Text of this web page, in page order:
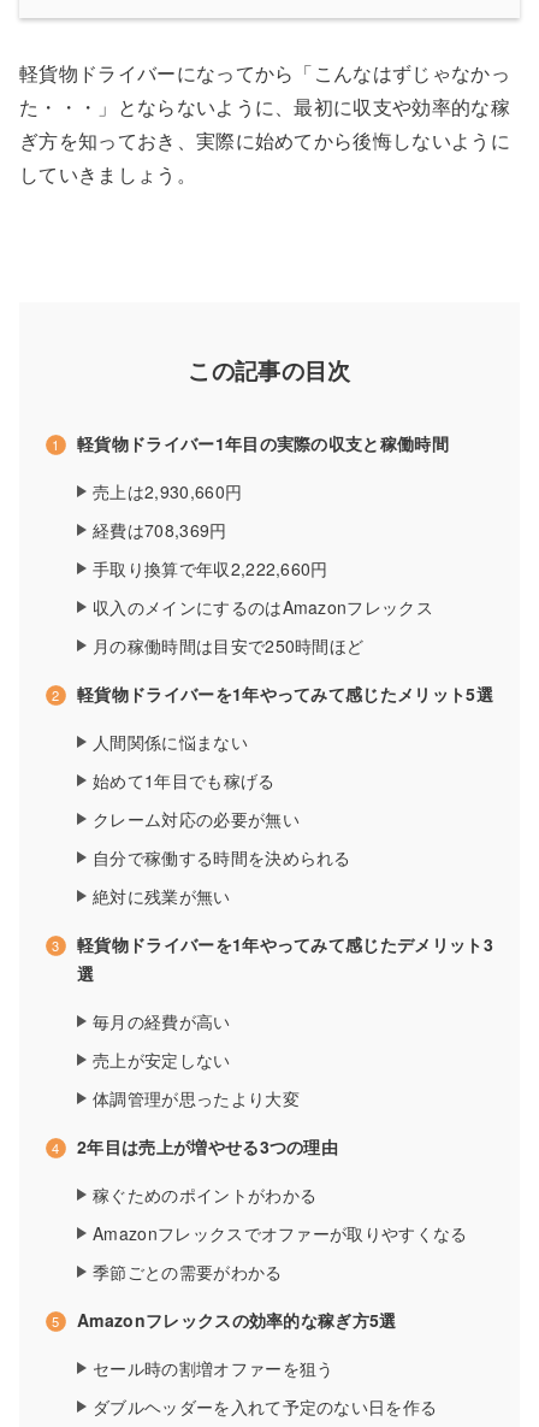
軽貨物ドライバーになってから「こんなはずじゃなかっ
た・・・」とならないように、最初に収支や効率的な稼
ぎ方を知っておき、実際に始めてから後悔しないように
していきましょう。
この記事の目次
軽貨物ドライバー1年目の実際の収支と稼働時間
売上は2,930,660円
経費は708,369円
手取り換算で年収2,222,660円
収入のメインにするのはAmazonフレックス
月の稼働時間は目安で250時間ほど
軽貨物ドライバーを1年やってみて感じたメリット5選
人間関係に悩まない
始めて1年目でも稼げる
クレーム対応の必要が無い
自分で稼働する時間を決められる
絶対に残業が無い
軽貨物ドライバーを1年やってみて感じたデメリット3
選
毎月の経費が高い
売上が安定しない
体調管理が思ったより大変
2年目は売上が増やせる3つの理由
稼ぐためのポイントがわかる
Amazonフレックスでオファーが取りやすくなる
季節ごとの需要がわかる
Amazonフレックスの効率的な稼ぎ方5選
セール時の割増オファーを狙う
ダブルヘッダーを入れて予定のない日を作る